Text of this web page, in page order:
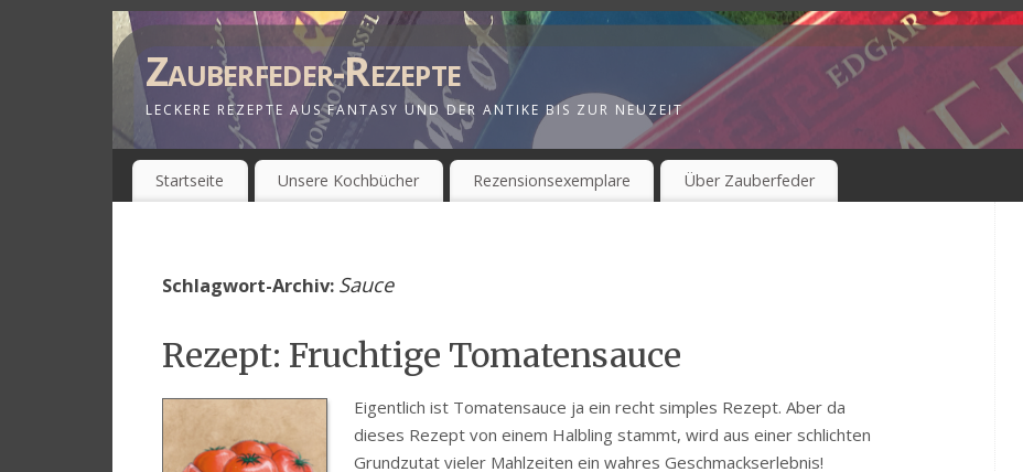
Zauberfeder-Rezepte
LECKERE REZEPTE AUS FANTASY UND DER ANTIKE BIS ZUR NEUZEIT
Startseite Unsere Kochbücher Rezensionsexemplare Über Zauberfeder
Schlagwort-Archiv: Sauce
Rezept: Fruchtige Tomatensauce
Eigentlich ist Tomatensauce ja ein recht simples Rezept. Aber da
dieses Rezept von einem Halbling stammt, wird aus einer schlichten
Grundzutat vieler Mahlzeiten ein wahres Geschmackserlebnis!